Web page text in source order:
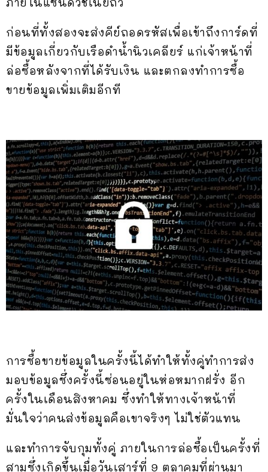
ก่อนที่ทั้งสองจะส่งคีย์ถอดรหัสเพื่อเข้าถึงการ์ดที่
มีข้อมูลเกี่ยวกับเรือดำน้ำนิวเคลียร์ แก่เจ้าหน้าที่
ล่อซื้อหลังจากที่ได้รับเงิน และตกลงทำการซื้อ
ขายข้อมูลเพิ่มเติมอีกที
การซื้อขายข้อมูลในครั้งนี้ได้ทำให้ทั้งคู่ทำการส่ง
มอบข้อมูลซึ่งครั้งนี้ซ่อนอยู่ในห่อหมากฝรั่ง อีก
ครั้งในเดือนสิงหาคม ซึ่งทำให้ทางเจ้าหน้าที่
มั่นใจว่าคนส่งข้อมูลคือเขาจริงๆ ไม่ใช่ตัวแทน
และทำการจับกุมทั้งคู่ ภายในการล่อซื้อเป็นครั้งที่
สามซึ่งเกิดขึ้นเมื่อวันเสาร์ที่ 9 ตุลาคมที่ผ่านมา